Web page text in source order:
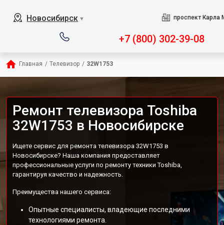
Новосибирск ▼ проспект Карла
+7 (800) 302-39-08
Главная / Телевизор / 32W1753
Ремонт телевизора Toshiba
32W1753 в Новосибирске
Ищете сервис для ремонта телевизора 32W1753 в
Новосибирске? Наша компания предоставляет
профессиональные услуги по ремонту техники Toshiba,
гарантируя качество и надежность.
Преимущества нашего сервиса:
Опытные специалисты, владеющие последними
технологиями ремонта.